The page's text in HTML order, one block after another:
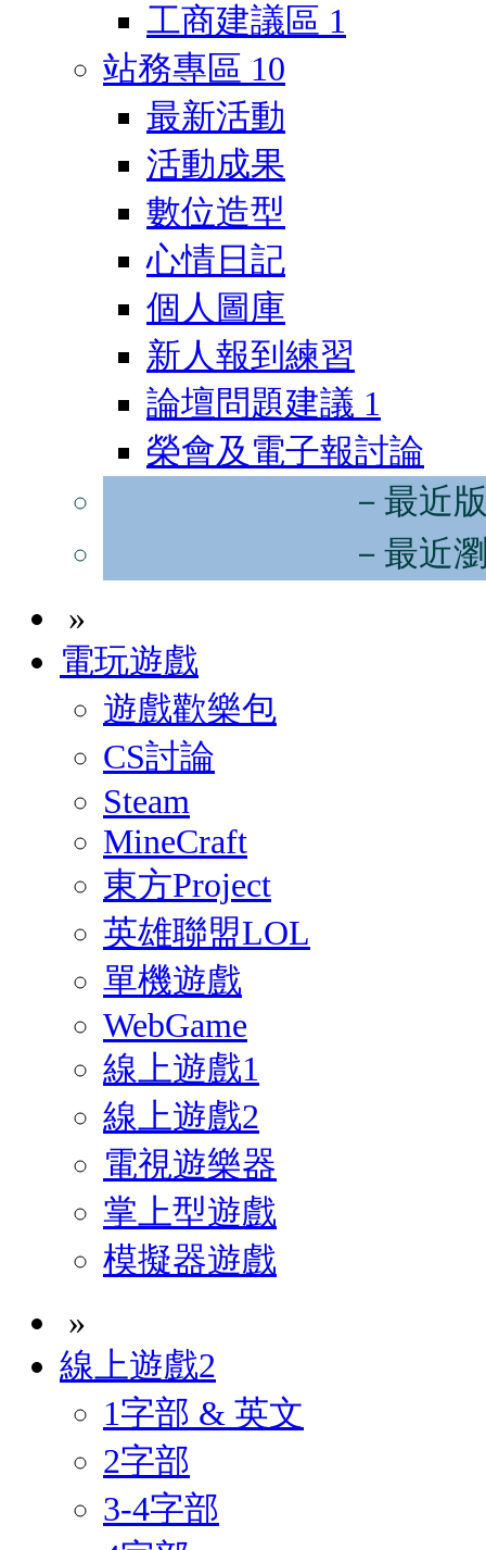
工商建議區 1
站務專區 10
最新活動
活動成果
數位造型
心情日記
個人圖庫
新人報到練習
論壇問題建議 1
榮會及電子報討論
－最近
－最近
»
電玩遊戲
遊戲歡樂包
CS討論
Steam
MineCraft
東方Project
英雄聯盟LOL
單機遊戲
WebGame
線上遊戲1
線上遊戲2
電視遊樂器
掌上型遊戲
模擬器遊戲
»
線上遊戲2
1字部 & 英文
2字部
3-4字部